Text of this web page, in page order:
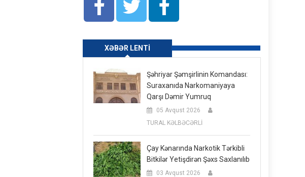
XƏBƏR LENTI
Şəhriyar Şəmşirlinin Komandası:
Suraxanıda Narkomaniyaya
Qarşı Dəmir Yumruq
05 Avqust 2026
TURAL KƏLBƏCƏRLİ
Çay Kənarında Narkotik Tərkibli
Bitkilər Yetişdirən Şəxs Saxlanılıb
03 Avqust 2026